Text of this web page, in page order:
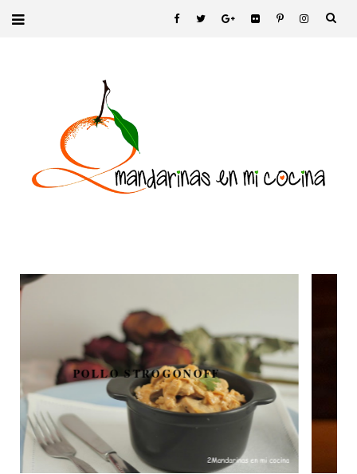
TARTA DE MANZANA DE MI
MADRE